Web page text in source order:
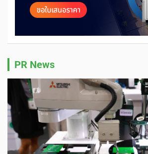
PR News